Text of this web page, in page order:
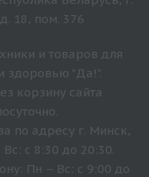
18, пом. 376
и товаров для
здоровью "Да!".
корзину сайта
по адресу г. Минск,
с 8:30 до 20:30.
Пн – Вс: с 9:00 до